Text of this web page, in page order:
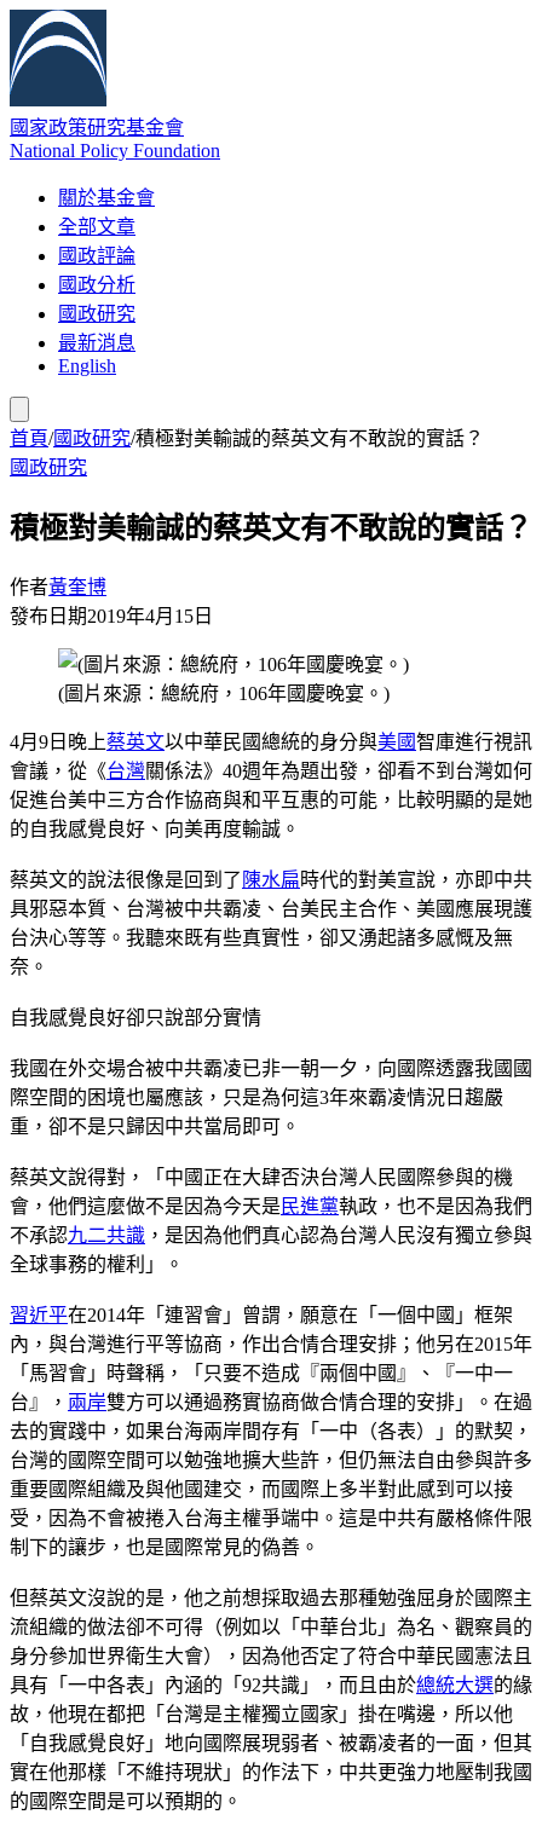
國家政策研究基金會
National Policy Foundation
關於基金會
全部文章
國政評論
國政分析
國政研究
最新消息
English
首頁/國政研究/積極對美輸誠的蔡英文有不敢說的實話？
國政研究
積極對美輸誠的蔡英文有不敢說的實話？
作者黃奎博
發布日期2019年4月15日
(圖片來源：總統府，106年國慶晚宴。)
4月9日晚上蔡英文以中華民國總統的身分與美國智庫進行視訊
會議，從《台灣關係法》40週年為題出發，卻看不到台灣如何
促進台美中三方合作協商與和平互惠的可能，比較明顯的是她
的自我感覺良好、向美再度輸誠。
蔡英文的說法很像是回到了 陳水扁時代的對美宣說，亦即中共
具邪惡本質、台灣被中共霸凌、台美民主合作、美國應展現護
台決心等等。我聽來既有些真實性，卻又湧起諸多感慨及無
奈。
自我感覺良好卻只說部分實情
我國在外交場合被中共霸凌已非一朝一夕，向國際透露我國國
際空間的困境也屬應該，只是為何這3年來霸凌情況日趨嚴
重，卻不是只歸因中共當局即可。
蔡英文說得對，「中國正在大肆否決台灣人民國際參與的機
會，他們這麼做不是因為今天是 民進黨執政，也不是因為我們
不承認九二共識 ，是因為他們真心認為台灣人民沒有獨立參與
全球事務的權利」。
習近平在2014年「連習會」曾謂，願意在「一個中國」框架
內，與台灣進行平等協商，作出合情合理安排；他另在2015年
「馬習會」時聲稱，「只要不造成『兩個中國』、『一中一
台』， 兩岸雙方可以通過務實協商做合情合理的安排」。在過
去的實踐中，如果台海兩岸間存有「一中（各表）」的默契，
台灣的國際空間可以勉強地擴大些許，但仍無法自由參與許多
重要國際組織及與他國建交，而國際上多半對此感到可以接
受，因為不會被捲入台海主權爭端中。這是中共有嚴格條件限
制下的讓步，也是國際常見的偽善。
但蔡英文沒說的是，他之前想採取過去那種勉強屈身於國際主
流組織的做法卻不可得（例如以「中華台北」為名、觀察員的
身分參加世界衛生大會），因為他否定了符合中華民國憲法且
具有「一中各表」內涵的「92共識」，而且由於總統大選的緣
故，他現在都把「台灣是主權獨立國家」掛在嘴邊，所以他
「自我感覺良好」地向國際展現弱者、被霸凌者的一面，但其
實在他那樣「不維持現狀」的作法下，中共更強力地壓制我國
的國際空間是可以預期的。